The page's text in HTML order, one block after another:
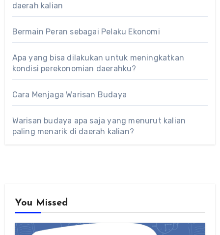
daerah kalian
Bermain Peran sebagai Pelaku Ekonomi
Apa yang bisa dilakukan untuk meningkatkan
kondisi perekonomian daerahku?
Cara Menjaga Warisan Budaya
Warisan budaya apa saja yang menurut kalian
paling menarik di daerah kalian?
You Missed